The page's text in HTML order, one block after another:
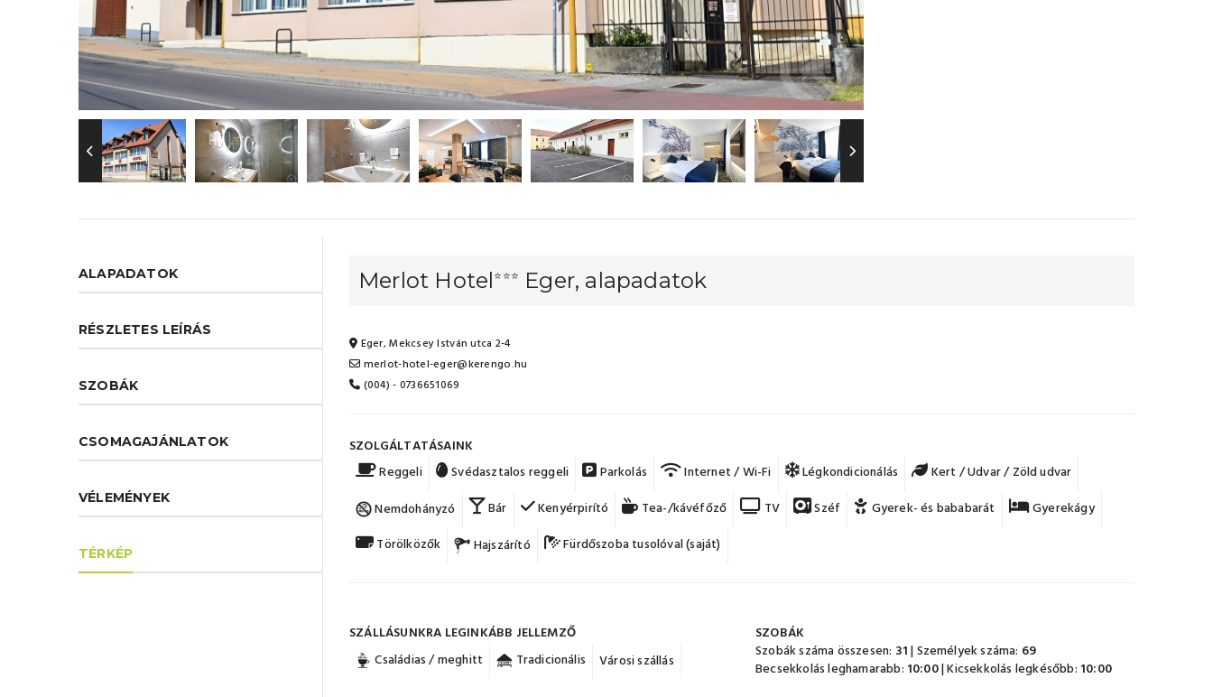
ALAPADATOK
RÉSZLETES LEÍRÁS
SZOBÁK
CSOMAGAJÁNLATOK
VÉLEMÉNYEK
TÉRKÉP
Merlot Hotel ⭐⭐⭐ Eger, alapadatok
Eger, Mekcsey István utca 2-4
merlot-hotel-eger@kerengo.hu
(004) - 0736651069
SZOLGÁLTATÁSAINK
Reggeli
Svédasztalos reggeli Parkolás Internet / Wi-Fi Légkondicionálás
Kert / Udvar / Zöld udvar
Nemdohányzó
Bár Kenyérpirító Tea-/kávéfőző TV Széf Gyerek- és bababarát
Gyerekágy
Törölközők
Hajszárító Fürdőszoba tusolóval (saját)
SZÁLLÁSUNKRA LEGINKÁBB JELLEMZŐ
Családias / meghitt
Tradicionális Városi szállás
SZOBÁK
Szobák száma összesen: 31| Személyek száma: 69
Becsekkolás leghamarabb: 10:00| Kicsekkolás legkésőbb: 10:00